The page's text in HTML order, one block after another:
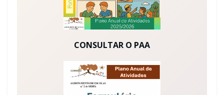
CONSULTAR O PAA